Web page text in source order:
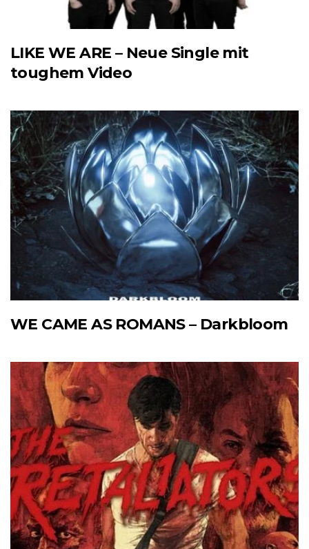
LIKE WE ARE – Neue Single mit
toughem Video
WE CAME AS ROMANS – Darkbloom